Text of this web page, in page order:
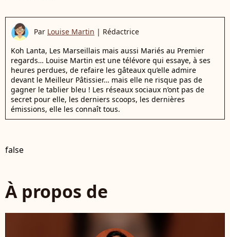
Par Louise Martin | Rédactrice
Koh Lanta, Les Marseillais mais aussi Mariés au Premier
regards… Louise Martin est une télévore qui essaye, à ses
heures perdues, de refaire les gâteaux qu’elle admire
devant le Meilleur Pâtissier… mais elle ne risque pas de
gagner le tablier bleu ! Les réseaux sociaux n’ont pas de
secret pour elle, les derniers scoops, les dernières
émissions, elle les connaît tous.
false
À propos de